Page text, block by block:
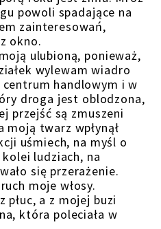
powoli spadające na
zainteresowań,
okno.
ulubioną, ponieważ,
wylewam wiadro
handlowym i w
droga jest oblodzona,
przejść są zmuszeni
moją twarz wpłynął
uśmiech, na myśl o
ludziach, na
się przerażenie.
moje włosy.
płuc, a z mojej buzi
która poleciała w